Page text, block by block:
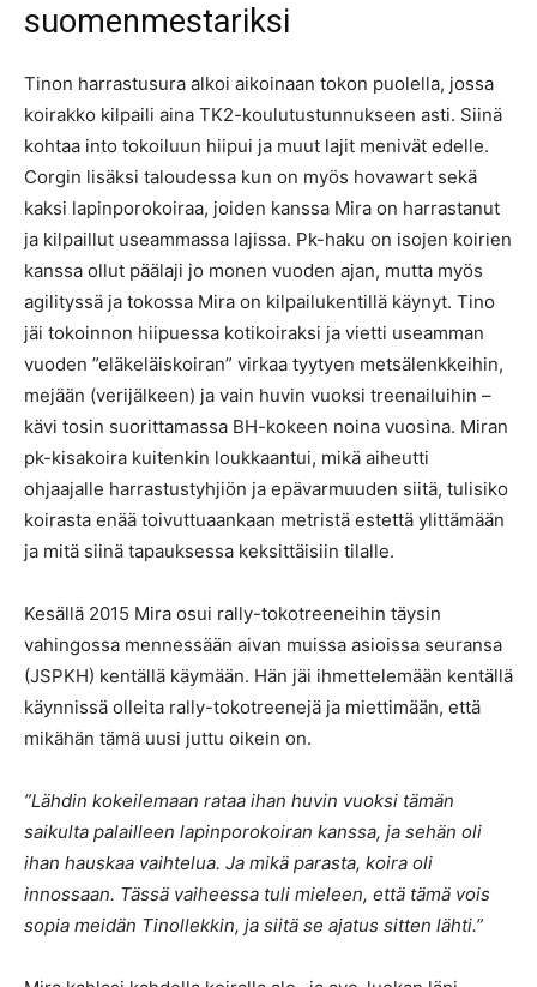
suomenmestariksi
Tinon harrastusura alkoi aikoinaan tokon puolella, jossa
koirakko kilpaili aina TK2-koulutustunnukseen asti. Siinä
kohtaa into tokoiluun hiipui ja muut lajit menivät edelle.
Corgin lisäksi taloudessa kun on myös hovawart sekä
kaksi lapinporokoiraa, joiden kanssa Mira on harrastanut
ja kilpaillut useammassa lajissa. Pk-haku on isojen koirien
kanssa ollut päälaji jo monen vuoden ajan, mutta myös
agilityssä ja tokossa Mira on kilpailukentillä käynyt. Tino
jäi tokoinnon hiipuessa kotikoiraksi ja vietti useamman
vuoden ”eläkeläiskoiran” virkaa tyytyen metsälenkkeihin,
mejään (verijälkeen) ja vain huvin vuoksi treenailuihin –
kävi tosin suorittamassa BH-kokeen noina vuosina. Miran
pk-kisakoira kuitenkin loukkaantui, mikä aiheutti
ohjaajalle harrastustyhjiön ja epävarmuuden siitä, tulisiko
koirasta enää toivuttuaankaan metristä estettä ylittämään
ja mitä siinä tapauksessa keksittäisiin tilalle.
Kesällä 2015 Mira osui rally-tokotreeneihin täysin
vahingossa mennessään aivan muissa asioissa seuransa
(JSPKH) kentällä käymään. Hän jäi ihmettelemään kentällä
käynnissä olleita rally-tokotreenejä ja miettimään, että
mikähän tämä uusi juttu oikein on.
”Lähdin kokeilemaan rataa ihan huvin vuoksi tämän
saikulta palailleen lapinporokoiran kanssa, ja sehän oli
ihan hauskaa vaihtelua. Ja mikä parasta, koira oli
innossaan. Tässä vaiheessa tuli mieleen, että tämä vois
sopia meidän Tinollekkin, ja siitä se ajatus sitten lähti.”